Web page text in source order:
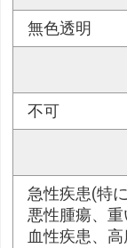
無色透明
不可
急性疾患(特
悪性腫瘍、
血性疾患、